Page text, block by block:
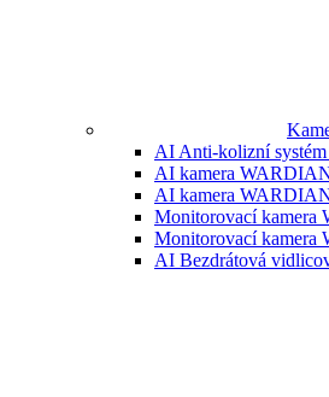
AI Anti-kolizní
AI kamera
AI kamera
Monitorovací kamera
Monitorovací
AI Bezdrátová